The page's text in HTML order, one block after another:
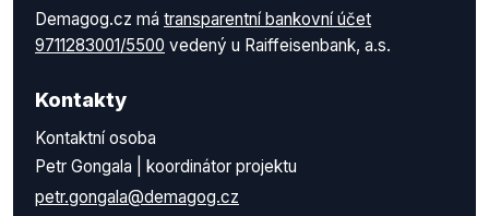
Demagog.cz má transparentní bankovní účet
9711283001/5500 vedený u Raiffeisenbank, a.s.
Kontakty
Kontaktní osoba
Petr Gongala | koordinátor projektu
petr.gongala@demagog.cz